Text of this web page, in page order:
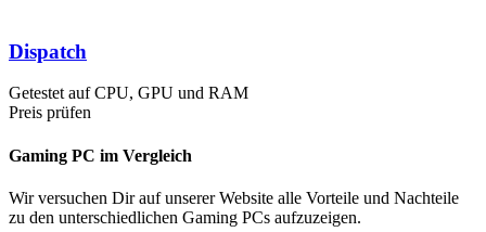
Dispatch
Getestet auf CPU, GPU und RAM
Preis prüfen
Gaming PC im Vergleich
Wir versuchen Dir auf unserer Website alle Vorteile und Nachteile
zu den unterschiedlichen Gaming PCs aufzuzeigen.